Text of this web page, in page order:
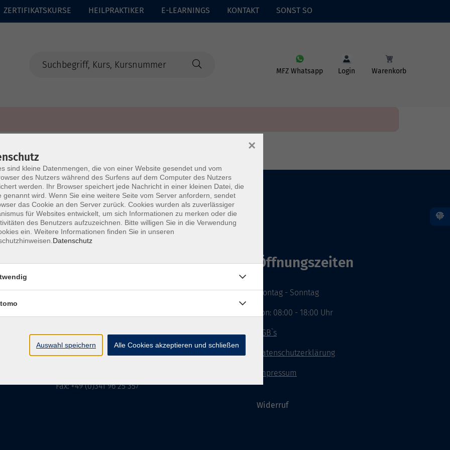
ZERTIFIKATSKURSE HEILPRAKTIKER E-LEARNINGS KONTAKT SONST SO
MFZ Whatsapp Login Warenkorb
MFZ LEIPZIG
04109 Leipzig
info@mfz-leipzig.de
Fax: +49 (0)341 96 25 357
Öffnungszeiten
Montag - Sonntag
von: 08:00 - 18:00 Uhr
AGB`s
Datenschutzerklärung
Impressum
Widerruf
sind kleine Datenmengen, die von einer Website gesendet und vom
des Nutzers während des Surfens auf dem Computer des Nutzers
werden. Ihr Browser speichert jede Nachricht in einer kleinen Datei, die
genannt wird. Wenn Sie eine weitere Seite vom Server anfordern, sendet
das Cookie an den Server zurück. Cookies wurden als zuverlässiger
für Websites entwickelt, um sich Informationen zu merken oder die
des Benutzers aufzuzeichnen. Bitte willigen Sie in die Verwendung
ein. Weitere Informationen finden Sie in unseren
Datenschutz
×
Auswahl speichern Alle Cookies akzeptieren und schließen